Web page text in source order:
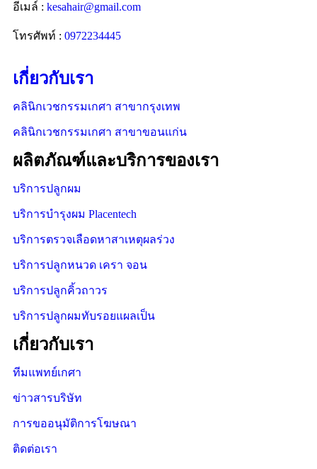
อีเมล์ : kesahair@gmail.com
โทรศัพท์ : 0972234445
เกี่ยวกับเรา
คลินิกเวชกรรมเกศา สาขากรุงเทพ
คลินิกเวชกรรมเกศา สาขาขอนแก่น
ผลิตภัณฑ์และบริการของเรา
บริการปลูกผม
บริการบำรุงผม Placentech
บริการตรวจเลือดหาสาเหตุผลร่วง
บริการปลูกหนวด เครา จอน
บริการปลูกคิ้วถาวร
บริการปลูกผมทับรอยแผลเป็น
เกี่ยวกับเรา
ทีมแพทย์เกศา
ข่าวสารบริษัท
การขออนุมัติการโฆษณา
ติดต่อเรา